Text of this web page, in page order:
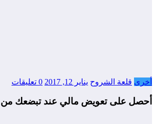
أخرى قلعة الشروح يناير 12, 2017 0 تعليقات
أحصل على تعويض مالي عند تبضعك من